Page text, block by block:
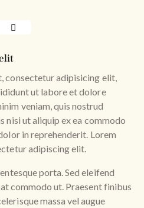
consectetur adipisicing elit,
ut labore et dolore
veniam, quis nostrud
ut aliquip ex ea commodo
in reprehenderit. Lorem
adipiscing elit.
porta. Sed eleifend
commodo ut. Praesent finibus
massa vel augue